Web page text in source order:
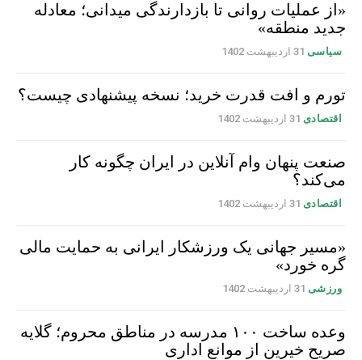
«از عملیات روانی تا بازدارندگی میدانی؛ معادله
جدید منطقه»
سیاسی 31 اردیبهشت 1402
تورم و افت قدرت خرید؛ نسخه پیشنهادی چیست؟
اقتصادی 31 اردیبهشت 1402
صنعت پنهان وام آنلاین در ایران چگونه کار
می‌کند؟
اقتصادی 31 اردیبهشت 1402
«مسیر جهانی یک ورزشکار ایرانی به حمایت مالی
گره خورد»
ورزشی 31 اردیبهشت 1402
وعده ساخت ۱۰۰ مدرسه در مناطق محروم؛ گلایه
صریح خیرین از موانع اداری